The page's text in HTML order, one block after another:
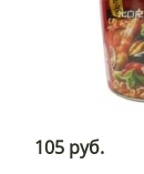
105 руб.